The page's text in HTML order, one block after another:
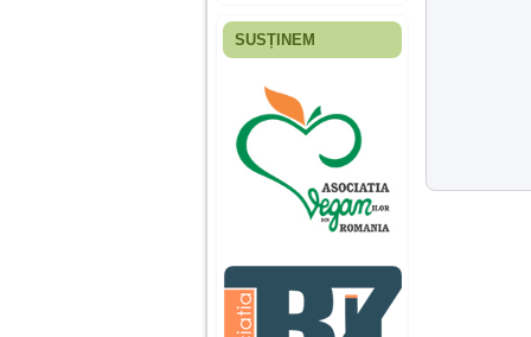
Fiica mea s-a nascut
ani, privind in urma
realizez cat de multe
greseli am facut in
educatia si cresterea
ei, am fost o mama
egoista, preocupata
de implinirea
profesionala, cand ea
era mica am neglijat-
agresiva, orice
greseala era taxata cu
o palma sau pedepse.
SUSȚINEM